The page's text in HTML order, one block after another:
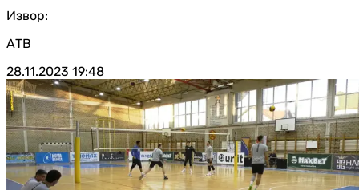
Извор:
АТВ
28.11.2023 19:48